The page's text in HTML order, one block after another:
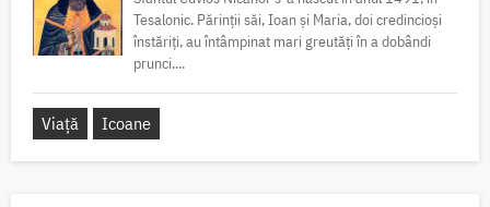
Tesalonic. Părinții săi, Ioan și Maria, doi credincioși
înstăriți, au întâmpinat mari greutăți în a dobândi
prunci....
Viață Icoane